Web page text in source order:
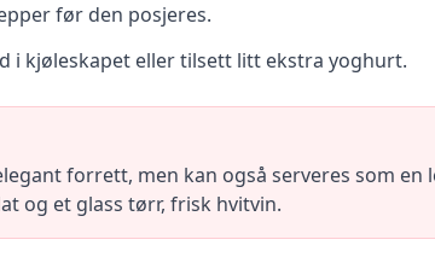
før den posjeres.
i kjøleskapet eller tilsett litt ekstra yoghurt.
forrett, men kan også serveres som en
og et glass tørr, frisk hvitvin.